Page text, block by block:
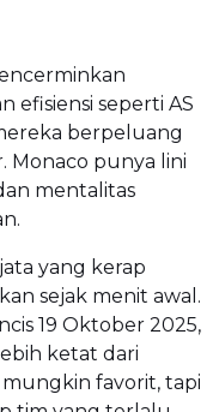
efisiensi seperti AS
berpeluang
Monaco punya lini
mentalitas
yang kerap
sejak menit awal.
19 Oktober 2025,
ketat dari
favorit, tapi